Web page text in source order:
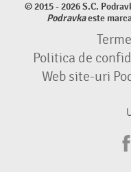
© 2015 - 2026 S.C.
Podravkaeste
Politica de
Web site-uri